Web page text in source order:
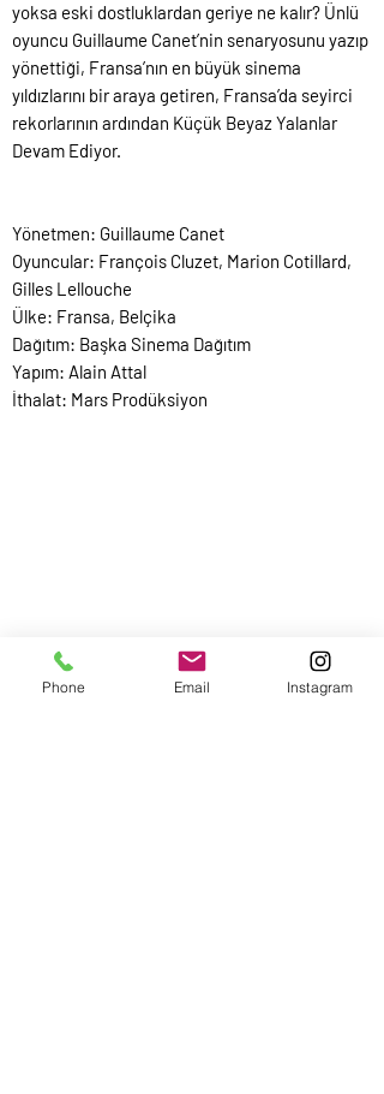
yoksa eski dostluklardan geriye ne kalır? Ünlü
oyuncu Guillaume Canet’nin senaryosunu yazıp
yönettiği, Fransa’nın en büyük sinema
yıldızlarını bir araya getiren, Fransa’da seyirci
rekorlarının ardından Küçük Beyaz Yalanlar
Devam Ediyor.
Yönetmen: Guillaume Canet
Oyuncular: François Cluzet, Marion Cotillard,
Gilles Lellouche
Ülke: Fransa, Belçika
Dağıtım: Başka Sinema Dağıtım
Yapım: Alain Attal
İthalat: Mars Prodüksiyon
Phone Email Instagram